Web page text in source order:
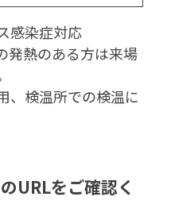
感染症対応
熱のある方は来場
、検温所での検温に
URLをご確認く